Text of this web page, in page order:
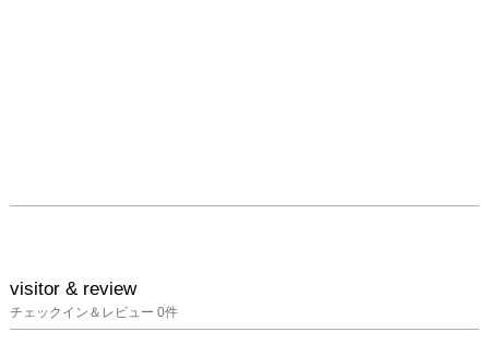
visitor & review
チェックイン＆レビュー 0件